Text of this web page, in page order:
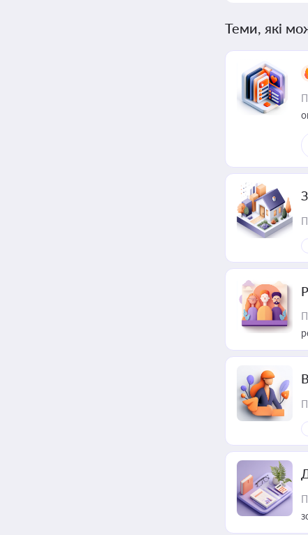
Теми, які